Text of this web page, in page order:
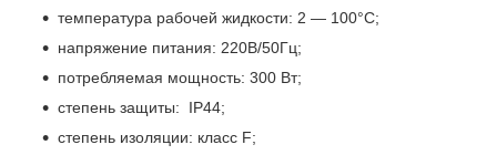
температура рабочей жидкости: 2 ― 100°С;
напряжение питания: 220В/50Гц;
потребляемая мощность: 300 Вт;
степень защиты: IP44;
степень изоляции: класс F;